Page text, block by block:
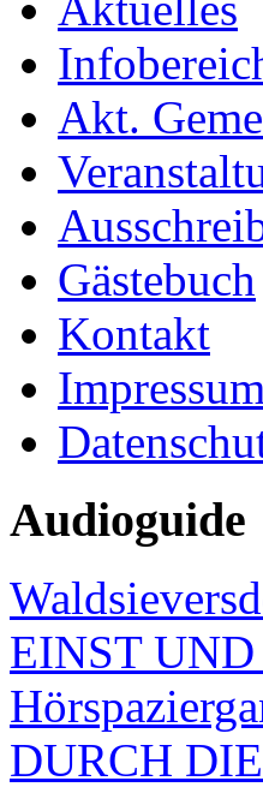
Akt.
Gästebuch
Kontakt
Impressum
Audioguide
EINST
DURCH